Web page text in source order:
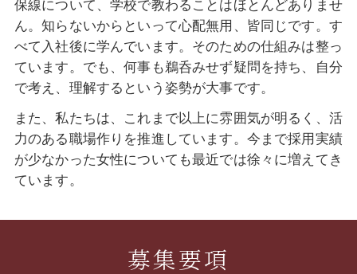
保線について、学校で教わることはほとんどありませ
ん。知らないからといって心配無用、皆同じです。す
べて入社後に学んでいます。そのための仕組みは整っ
ています。でも、何事も鵜呑みせず疑問を持ち、自分
で考え、理解するという姿勢が大事です。
また、私たちは、これまで以上に雰囲気が明るく、活
力のある職場作りを推進しています。今まで採用実績
が少なかった女性についても最近では徐々に増えてき
ています。
募集要項